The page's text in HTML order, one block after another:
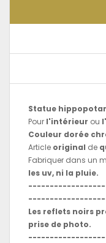
Statue
Pour l'intérieur ou
Couleur dorée
Article original de
Fabriquer dans un
les uv, ni la pluie.
Les reflets noirs
prise de photo.